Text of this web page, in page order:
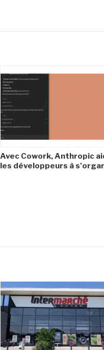
Avec Cowork, Anthropic
les développeurs à